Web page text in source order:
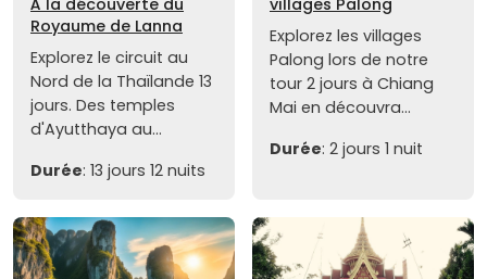
À la découverte du
Royaume de Lanna
Explorez le circuit au
Nord de la Thaïlande 13
jours. Des temples
d'Ayutthaya au...
Durée: 13 jours 12 nuits
villages Palong
Explorez les villages
Palong lors de notre
tour 2 jours à Chiang
Mai en découvra...
Durée: 2 jours 1 nuit